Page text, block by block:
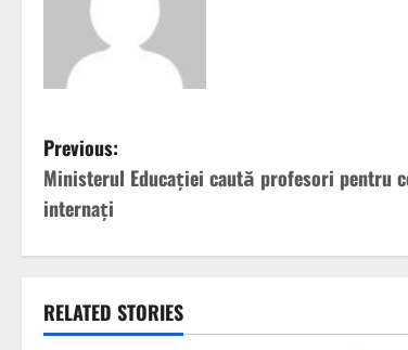
P
o
s
n
Previous:
Ministerul Educației caută profesori pentru
internați
RELATED STORIES